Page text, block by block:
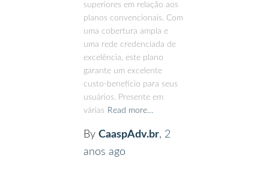
superiores em relação aos
planos convencionais. Com
uma cobertura ampla e
uma rede credenciada de
excelência, este plano
garante um excelente
custo-benefício para seus
usuários. Presente em
várias Read more…
By CaaspAdv.br, 2
anos ago